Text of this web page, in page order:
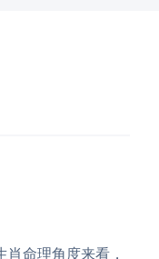
命理角度来看，